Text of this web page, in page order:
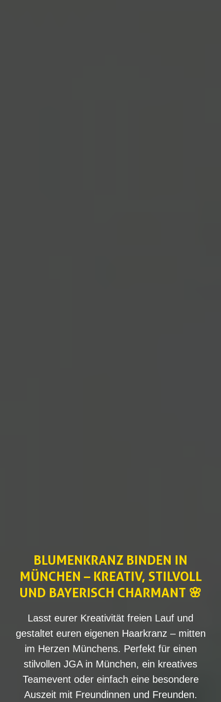
BLUMENKRANZ BINDEN IN
MÜNCHEN – KREATIV, STILVOLL
UND BAYERISCH CHARMANT 🌸
Lasst eurer Kreativität freien Lauf und
gestaltet euren eigenen Haarkranz – mitten
im Herzen Münchens. Perfekt für einen
stilvollen JGA in München, ein kreatives
Teamevent oder einfach eine besondere
Auszeit mit Freundinnen und Freunden.